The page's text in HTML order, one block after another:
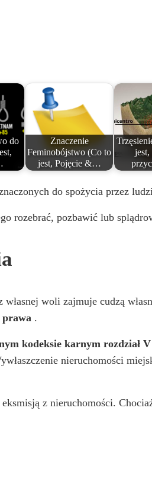
do
Znaczenie
Feminobójstwo (Co to
jest, Pojęcie &…
jest,
do spożycia przez
rozebrać, pozbawić lub
woli zajmuje cudzą
prawa .
kodeksie karnym rozdział
nieruchomości
z nieruchomości.